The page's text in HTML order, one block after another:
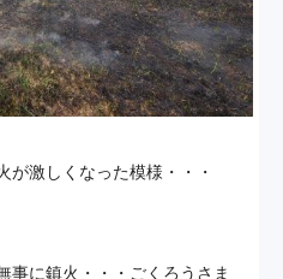
が激しくなった模様・・・
事に鎮火・・・ごくろうさま